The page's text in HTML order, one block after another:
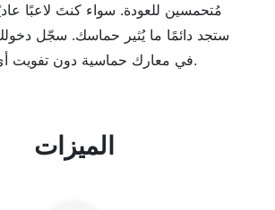
مُتحمسين للعودة. سواء كنتَ لاعبًا
ستجد دائمًا ما يُثير حماسك. سجّل
في معارك حماسية دون تفويت أي فرصة.
الميزات